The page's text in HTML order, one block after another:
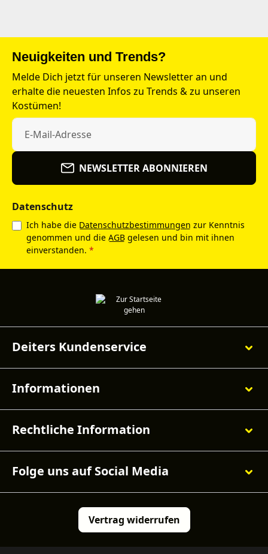
Neuigkeiten und Trends?
Melde Dich jetzt für unseren Newsletter an und
erhalte die neuesten Infos zu Trends & zu unseren
Kostümen!
NEWSLETTER ABONNIEREN
Datenschutz
Ich habe die Datenschutzbestimmungen zur Kenntnis
genommen und die AGB gelesen und bin mit ihnen
einverstanden. *
Deiters Kundenservice
Informationen
Rechtliche Information
Folge uns auf Social Media
Vertrag widerrufen